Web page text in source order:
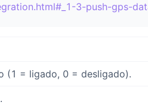
3-push-gps-
(1 = ligado, 0 = desligado).